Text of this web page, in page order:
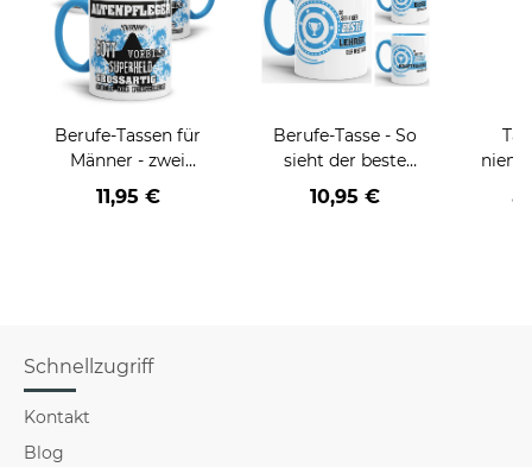
Berufe-Tassen für
Männer - zwei
Farbvarianten
11,95 €
Berufe-Tasse - So
sieht der beste
BERUF aus -
verschiedene Berufe
10,95 €
Schnellzugriff
Kontakt
Blog